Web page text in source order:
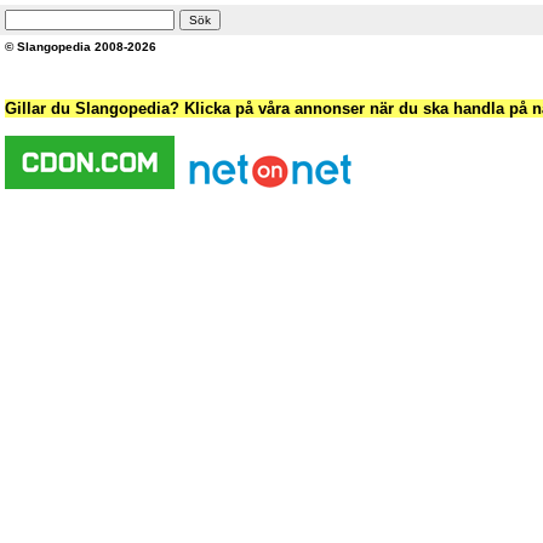
© Slangopedia 2008-2026
Gillar du Slangopedia? Klicka på våra annonser när du ska handla på